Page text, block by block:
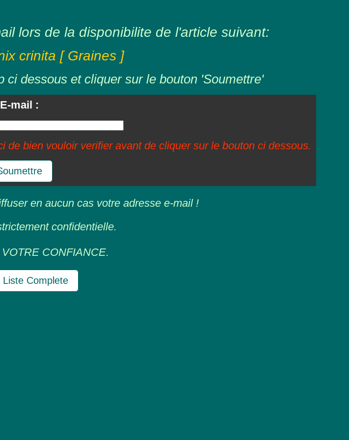
lors de la disponibilite de l'article suivant:
crinita [ Graines ]
dessous et cliquer sur le bouton 'Soumettre'
E-mail :
bien vouloir verifier avant de cliquer sur le bouton ci dessous.
en aucun cas votre adresse e-mail !
confidentielle.
CONFIANCE.
Liste Complete